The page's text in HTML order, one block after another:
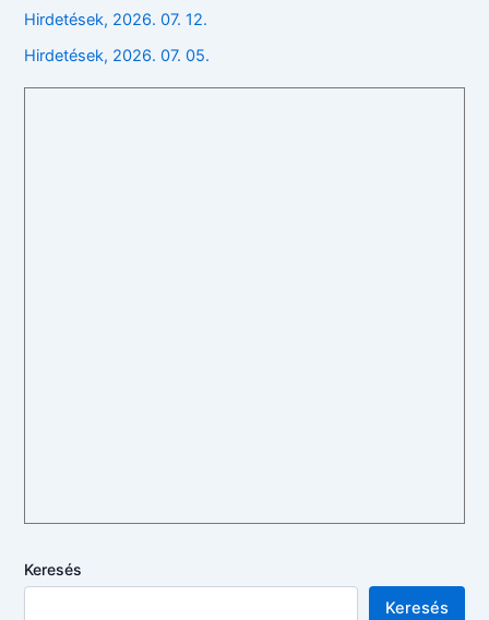
Hirdetések, 2026. 07. 12.
Hirdetések, 2026. 07. 05.
Keresés
Keresés